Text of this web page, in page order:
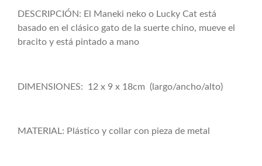
DESCRIPCIÓN: El Maneki neko o Lucky Cat está
basado en el clásico gato de la suerte chino, mueve el
bracito y está pintado a mano
DIMENSIONES: 12 x 9 x 18cm (largo/ancho/alto)
MATERIAL: Plástico y collar con pieza de metal